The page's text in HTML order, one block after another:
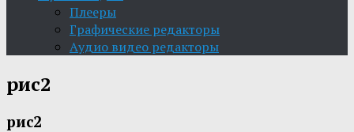
Плееры
Графические редакторы
Aудио видео редакторы
рис2
рис2